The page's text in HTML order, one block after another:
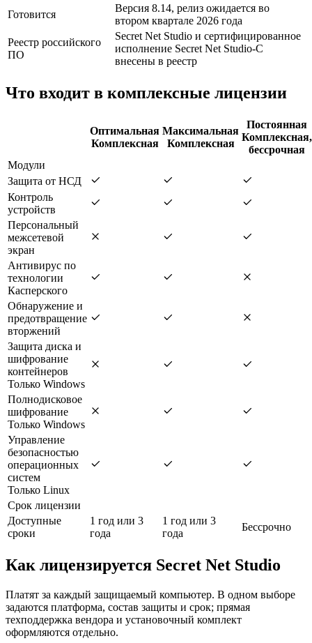
Готовится
Версия 8.14, релиз ожидается во
втором квартале 2026 года
Реестр российского
ПО
Secret Net Studio и сертифицированное
исполнение Secret Net Studio-C
внесены в реестр
Что входит в комплексные лицензии
Оптимальная
Комплексная
Максимальная
Комплексная
Постоянная
Комплексная,
бессрочная
Модули
Защита от НСД
Контроль
устройств
Персональный
межсетевой
экран
Антивирус по
технологии
Касперского
Обнаружение и
предотвращение
вторжений
Защита диска и
шифрование
контейнеров
Только Windows
Полнодисковое
шифрование
Только Windows
Управление
безопасностью
операционных
систем
Только Linux
Срок лицензии
Доступные
сроки
1 год или 3
года
1 год или 3
года
Бессрочно
Как лицензируется Secret Net Studio
Платят за каждый защищаемый компьютер. В одном выборе
задаются платформа, состав защиты и срок; прямая
техподдержка вендора и установочный комплект
оформляются отдельно.